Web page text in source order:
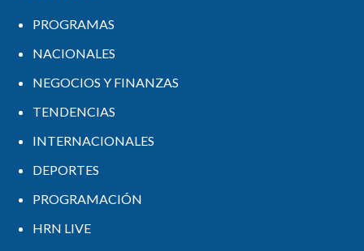
PROGRAMAS
NACIONALES
NEGOCIOS Y FINANZAS
TENDENCIAS
INTERNACIONALES
DEPORTES
PROGRAMACIÓN
HRN LIVE